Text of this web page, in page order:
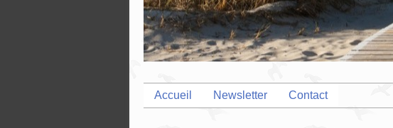
Accueil Newsletter Contact